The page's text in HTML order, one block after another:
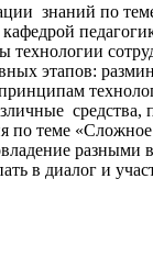
знаний по
этапов:
по теме
разными
в диалог и